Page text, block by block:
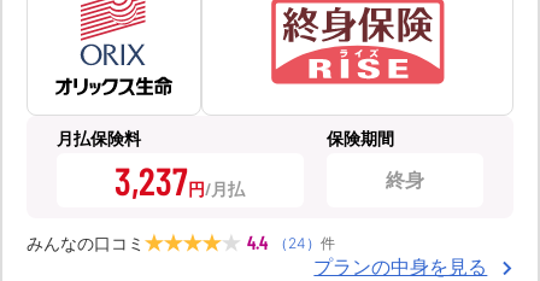
月払保険料
3,237円
保険期間
終身
みんなの口コミ 4.4 （ 24 ） 件
プランの中身を見る